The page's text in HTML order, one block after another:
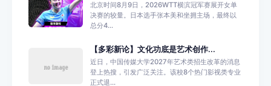
北京时间8月9日，2026WTT横滨冠军赛展开女单
决赛的较量。日本选手张本美和坐拥主场，最终以
总分4...
【多彩新论】文化功底是艺术创作...
近日，中国传媒大学2027年艺术类招生改革的消息
登上热搜，引发广泛关注。该校8个热门影视类专业
正式退...